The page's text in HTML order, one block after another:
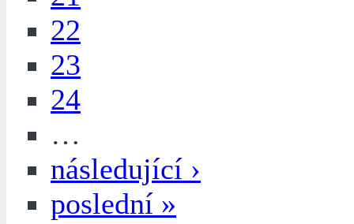
22
23
24
…
následující ›
poslední »